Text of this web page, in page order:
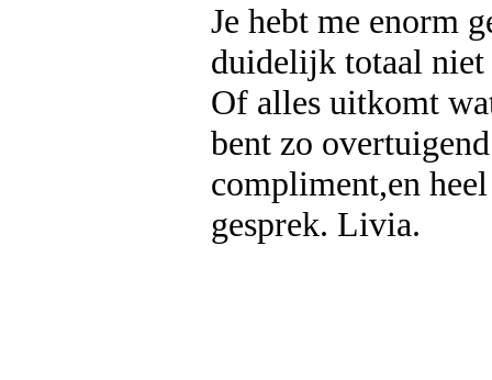
Je hebt me enorm
duidelijk totaal
Of alles uitkomt
bent zo
compliment,en
gesprek. Livia.